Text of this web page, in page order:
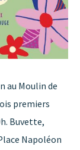
au Moulin de
premiers
Buvette,
Napoléon